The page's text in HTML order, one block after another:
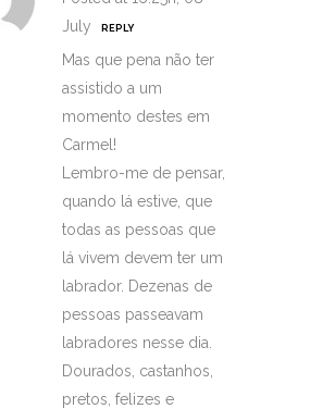
July
REPLY
Mas que pena não ter
assistido a um
momento destes em
Carmel!
Lembro-me de pensar,
quando lá estive, que
todas as pessoas que
lá vivem devem ter um
labrador. Dezenas de
pessoas passeavam
labradores nesse dia.
Dourados, castanhos,
pretos, felizes e